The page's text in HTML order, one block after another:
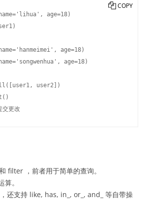
age=18)
age=18)
age=18)
user2])
COPY
filter ，前者用于简单的查询。
。
还支持 like, has, in_, or_, and_ 等自带操